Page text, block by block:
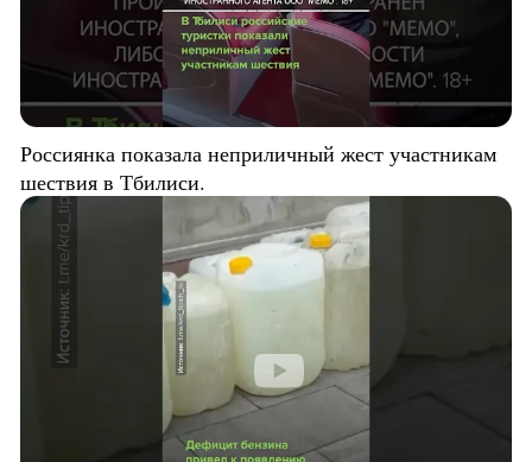
Россиянка показала неприличный жест участникам
шествия в Тбилиси.